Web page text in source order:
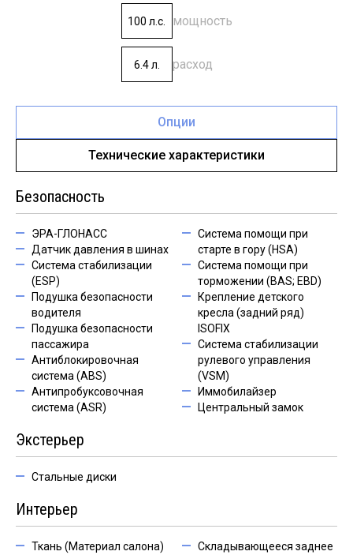
100 л.с. мощность
6.4 л. расход
Опции
Технические характеристики
Безопасность
ЭРА-ГЛОНАСС
Датчик давления в шинах
Система стабилизации
(ESP)
Подушка безопасности
водителя
Подушка безопасности
пассажира
Антиблокировочная
система (ABS)
Антипробуксовочная
система (ASR)
Система помощи при
старте в гору (HSA)
Система помощи при
торможении (BAS; EBD)
Крепление детского
кресла (задний ряд)
ISOFIX
Система стабилизации
рулевого управления
(VSM)
Иммобилайзер
Центральный замок
Экстерьер
Стальные диски
Интерьер
Ткань (Материал салона)
Складывающееся заднее